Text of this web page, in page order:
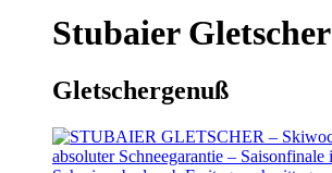
Stubaier Gletscher
Gletschergenuß